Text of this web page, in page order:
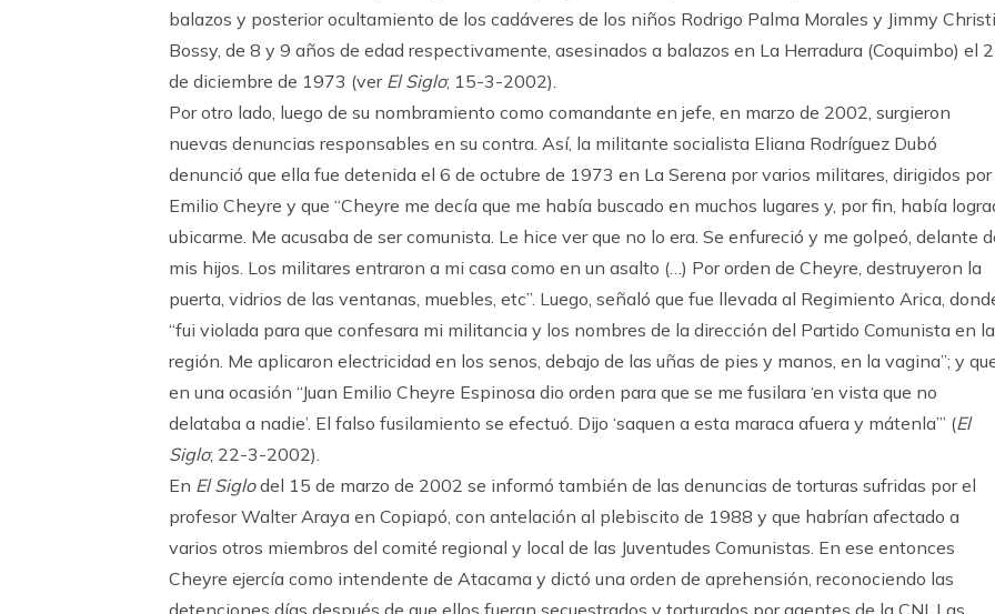
balazos y posterior ocultamiento de los cadáveres de los niños Rodrigo Palma Morales y Jimmy
Bossy, de 8 y 9 años de edad respectivamente, asesinados a balazos en La Herradura (Coquimbo) el
de diciembre de 1973 (ver El Siglo; 15-3-2002).
Por otro lado, luego de su nombramiento como comandante en jefe, en marzo de 2002, surgieron
nuevas denuncias responsables en su contra. Así, la militante socialista Eliana Rodríguez Dubó
denunció que ella fue detenida el 6 de octubre de 1973 en La Serena por varios militares, dirigidos por
Emilio Cheyre y que “Cheyre me decía que me había buscado en muchos lugares y, por fin, había
ubicarme. Me acusaba de ser comunista. Le hice ver que no lo era. Se enfureció y me golpeó, delante
mis hijos. Los militares entraron a mi casa como en un asalto (…) Por orden de Cheyre, destruyeron la
puerta, vidrios de las ventanas, muebles, etc”. Luego, señaló que fue llevada al Regimiento Arica,
“fui violada para que confesara mi militancia y los nombres de la dirección del Partido Comunista en la
región. Me aplicaron electricidad en los senos, debajo de las uñas de pies y manos, en la vagina”; y
en una ocasión “Juan Emilio Cheyre Espinosa dio orden para que se me fusilara ‘en vista que no
delataba a nadie’. El falso fusilamiento se efectuó. Dijo ‘saquen a esta maraca afuera y mátenla’” (El
Siglo; 22-3-2002).
En El Siglodel 15 de marzo de 2002 se informó también de las denuncias de torturas sufridas por el
profesor Walter Araya en Copiapó, con antelación al plebiscito de 1988 y que habrían afectado a
varios otros miembros del comité regional y local de las Juventudes Comunistas. En ese entonces
Cheyre ejercía como intendente de Atacama y dictó una orden de aprehensión, reconociendo las
detenciones días después de que ellos fueran secuestrados y torturados por agentes de la CNI. Las